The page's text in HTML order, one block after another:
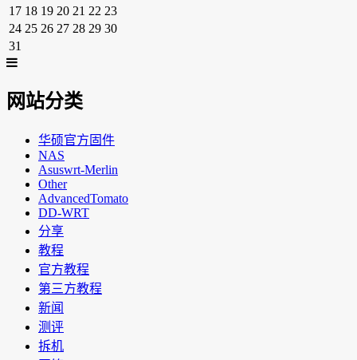
17 18 19 20 21 22 23
24 25 26 27 28 29 30
31
网站分类
华硕官方固件
NAS
Asuswrt-Merlin
Other
AdvancedTomato
DD-WRT
分享
教程
官方教程
第三方教程
新闻
测评
拆机